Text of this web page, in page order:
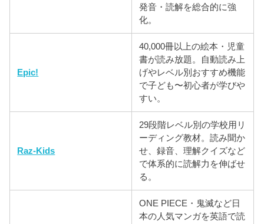
発音・読解を総合的に強
化。
Epic!
40,000冊以上の絵本・児童
書が読み放題。自動読み上
げやレベル別おすすめ機能
で子ども〜初心者が学びや
すい。
Raz-Kids
29段階レベル別の学校用リ
ーディング教材。読み聞か
せ、録音、理解クイズなど
で体系的に読解力を伸ばせ
る。
ONE PIECE・鬼滅など日
本の人気マンガを英語で読